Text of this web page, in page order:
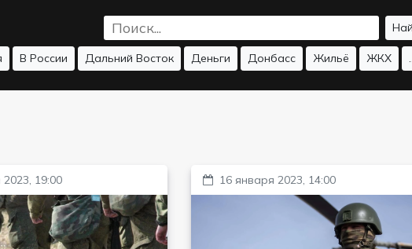
В России Дальний Восток Деньги Донбасс Жильё ЖКХ
19:00 16 января 2023, 14:00